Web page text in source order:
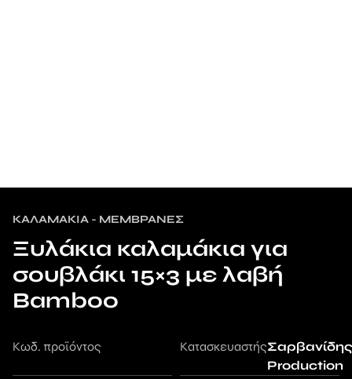
ΚΑΛΑΜΆΚΙΑ - ΜΕΜΒΡΆΝΕΣ
Ξυλάκια καλαμάκια για
σουβλάκι 15×3 με λαβή
Bamboo
Κωδ. προϊόντος ΚατασκευαστήςΣαρβανίδης
Production